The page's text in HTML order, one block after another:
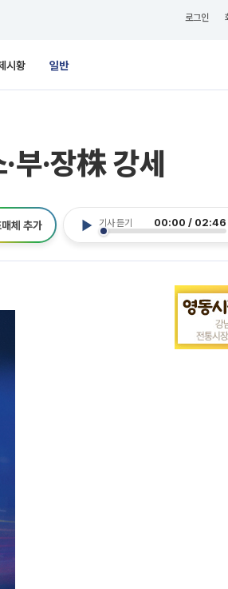
로그인
시황 일반
·장株 강세
기사 듣기 00:00 / 02:46
체 추가